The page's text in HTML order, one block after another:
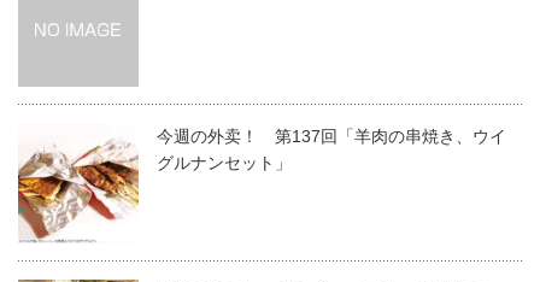
今週の外卖！ 第137回「羊肉の串焼き、ウイ
グルナンセット」